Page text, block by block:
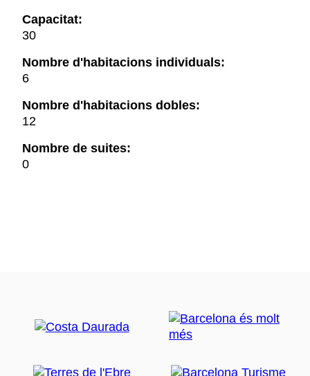
Capacitat:
30
Nombre d'habitacions individuals:
6
Nombre d'habitacions dobles:
12
Nombre de suites:
0